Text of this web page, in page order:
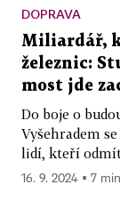
DOPRAVA
Miliardář,
železnic:
most jde
Do boje o
Vyšehradem
lidí, kteří
16. 9. 2024 ▪ 7